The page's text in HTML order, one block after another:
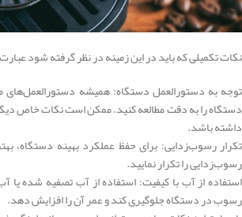
نکات تکمیلی که باید در این زمینه در نظر گرفته شود
توجه به دستورالعمل دستگاه: همیشه دستورالعمل‌های
داشته باشد.
رسوب‌زدایی را تکرار نمایید.
استفاده از آب با کیفیت: استفاده از آب تصفیه شده یا
رسوب در دستگاه جلوگیری کند و عمر آن را افزایش دهد.